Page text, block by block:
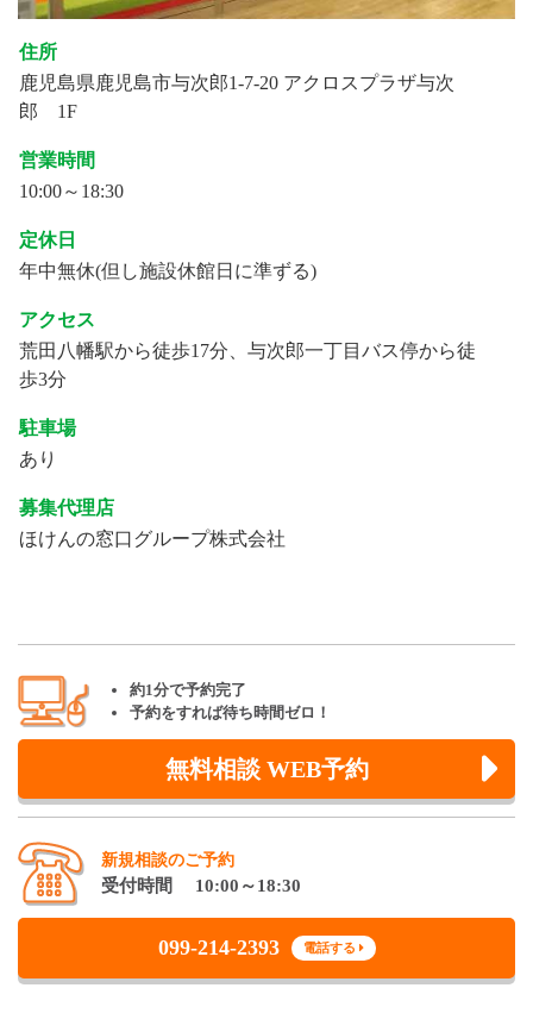
住所
鹿児島県鹿児島市与次郎1-7-20 アクロスプラザ与次
郎 1F
営業時間
10:00～18:30
定休日
年中無休(但し施設休館日に準ずる)
アクセス
荒田八幡駅から徒歩17分、与次郎一丁目バス停から徒
歩3分
駐車場
あり
募集代理店
ほけんの窓口グループ株式会社
約1分で予約完了
予約をすれば待ち時間ゼロ！
無料相談 WEB予約
新規相談のご予約
受付時間 10:00～18:30
099-214-2393 電話する